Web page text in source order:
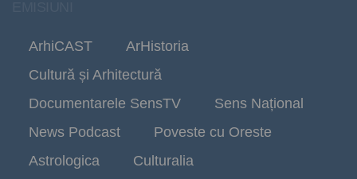
ArhiCAST
ArHistoria
Cultură și Arhitectură
Documentarele SensTV
Sens Național
News Podcast
Poveste cu Oreste
Astrologica
Culturalia